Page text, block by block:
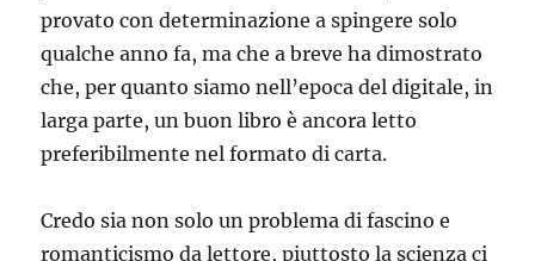
provato con determinazione a spingere solo
qualche anno fa, ma che a breve ha dimostrato
che, per quanto siamo nell’epoca del digitale, in
larga parte, un buon libro è ancora letto
preferibilmente nel formato di carta.
Credo sia non solo un problema di fascino e
romanticismo da lettore, piuttosto la scienza ci